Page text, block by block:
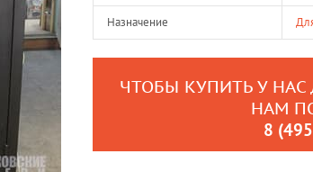
Назначение
ЧТОБЫ КУПИТЬ У
НАМ
8